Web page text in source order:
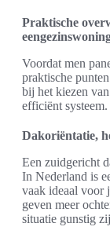
Praktische
Voordat men
praktische
bij het kiezen
efficiënt systeem.
Dakoriëntatie,
Een zuidgericht
In Nederland is
vaak ideaal voor
geven meer
situatie gunstig